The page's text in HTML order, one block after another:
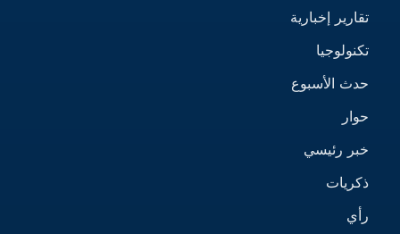
تقارير إخبارية
تكنولوجيا
حدث الأسبوع
حوار
خبر رئيسي
ذكريات
رأي